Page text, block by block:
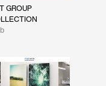
GROUP